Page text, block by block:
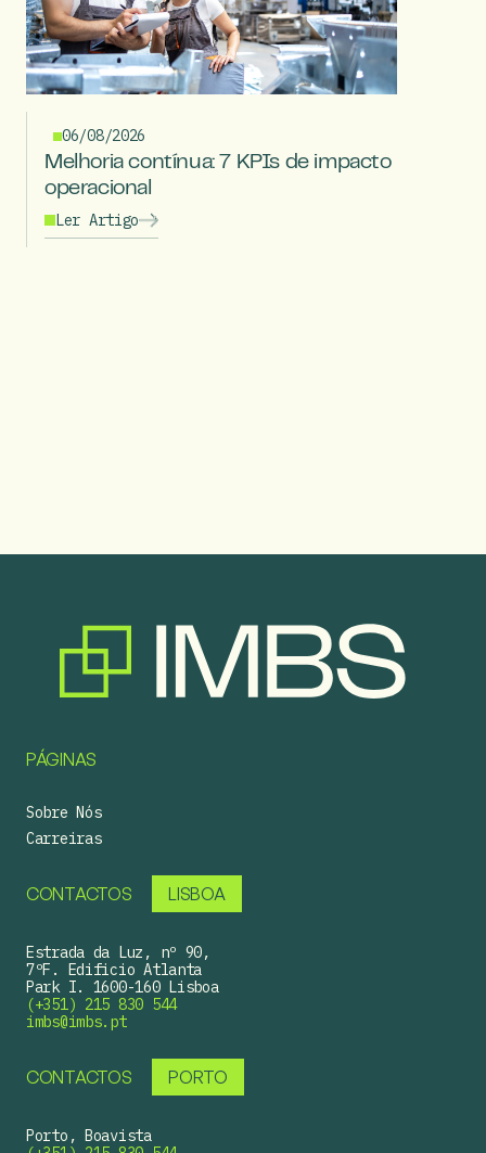
06/08/2026
Melhoria contínua: 7 KPIs de impacto
operacional
Ler Artigo
PÁGINAS
Sobre Nós
Carreiras
CONTACTOS LISBOA
Estrada da Luz, nº 90,
7ºF. Edificio Atlanta
Park I. 1600-160 Lisboa
(+351) 215 830 544
imbs@imbs.pt
CONTACTOS PORTO
Porto, Boavista